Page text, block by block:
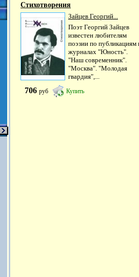
Стихотворения
Зайцев Георгий...
Поэт Георгий Зайцев
известен любителям
поэзии по публикациям
журналах "Юность".
"Наш современник".
"Москва". "Молодая
гвардия",...
706 руб Купить